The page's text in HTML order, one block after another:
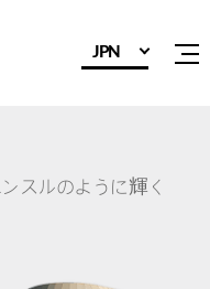
JPN
スルのように輝く